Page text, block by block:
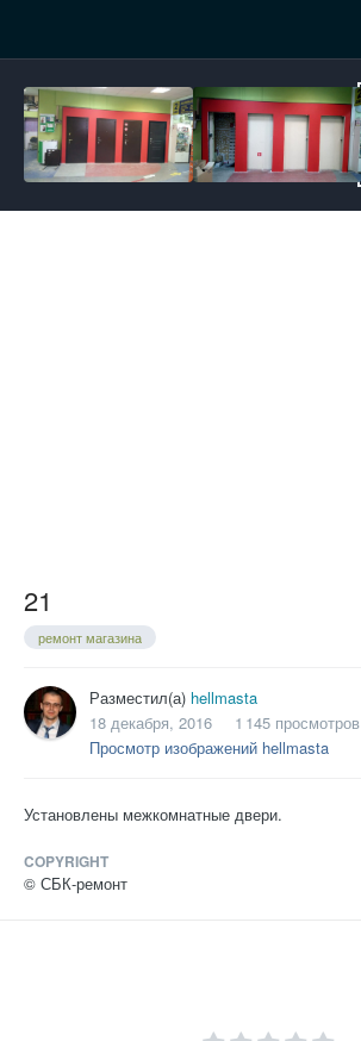
21
ремонт магазина
Разместил(а) hellmasta
18 декабря, 2016
1 145 просмотров
Просмотр изображений hellmasta
Установлены межкомнатные двери.
COPYRIGHT
© СБК-ремонт